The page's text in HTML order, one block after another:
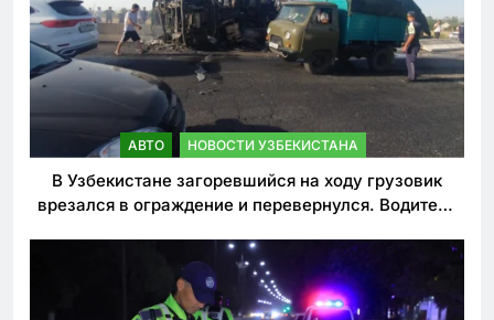
АВТО НОВОСТИ УЗБЕКИСТАНА
В Узбекистане загоревшийся на ходу грузовик
врезался в ограждение и перевернулся. Водитель